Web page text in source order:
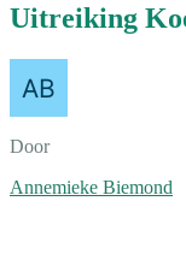
Uitreiking
Door
Annemieke Biemond